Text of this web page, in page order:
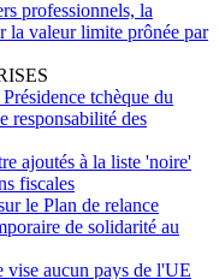
professionnels, la
la valeur limite prônée par
tchèque du
responsabilité des
ajoutés à la liste 'noire'
fiscales
le Plan de relance
de solidarité au
vise aucun pays de l'UE